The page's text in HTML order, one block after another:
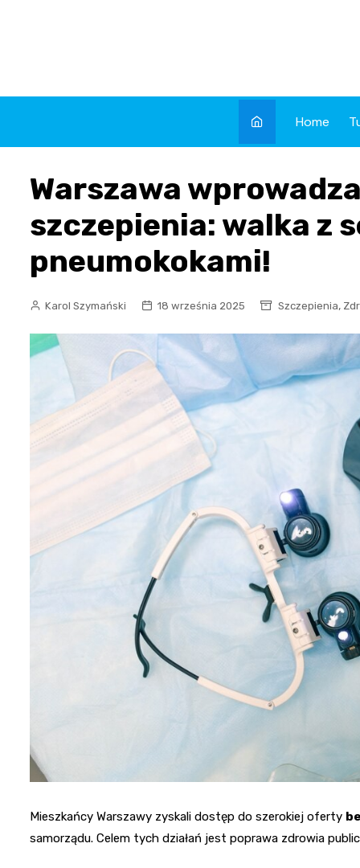
Home
Warszawa
szczepienia: walka z
pneumokokami!
Karol Szymański 18 września 2025 Szczepienia,
Mieszkańcy Warszawy zyskali dostęp do szerokiej oferty
samorządu. Celem tych działań jest poprawa zdrowia